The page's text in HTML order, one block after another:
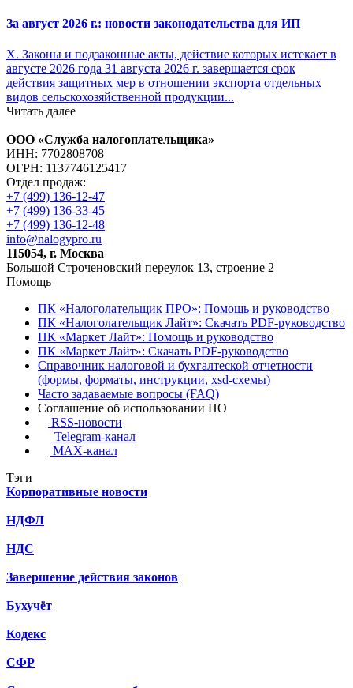
За август 2026 г.: новости законодательства для ИП
X. Законы и подзаконные акты, действие которых истекает в
августе 2026 года 31 августа 2026 г. завершается срок
действия защитных мер в отношении экспорта отдельных
видов сельскохозяйственной продукции...
Читать далее
ООО «Служба налогоплательщика»
ИНН: 7702808708
ОГРН: 1137746125417
Отдел продаж:
+7 (499) 136-12-47
+7 (499) 136-33-45
+7 (499) 136-12-48
info@nalogypro.ru
115054, г. Москва
Большой Строченовский переулок 13, строение 2
Помощь
ПК «Налоголательщик ПРО»: Помощь и руководство
ПК «Налоголательщик Лайт»: Скачать PDF-руководство
ПК «Маркет Лайт»: Помощь и руководство
ПК «Маркет Лайт»: Скачать PDF-руководство
Справочник налоговой и бухгалтеской отчетности
(формы, форматы, инструкции, xsd-схемы)
Часто задаваемые вопросы (FAQ)
Соглашение об использовании ПО
RSS-новости
Telegram-канал
MAX-канал
Тэги
Корпоративные новости
НДФЛ
НДС
Завершение действия законов
Бухучёт
Кодекс
СФР